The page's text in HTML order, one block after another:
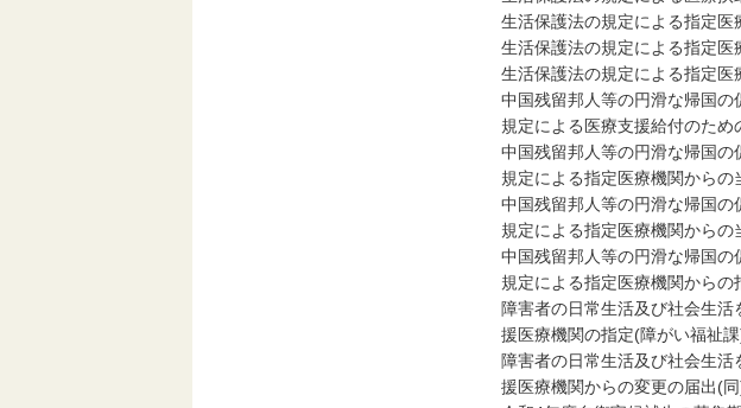
生活保護法の規定による指定
生活保護法の規定による指定
生活保護法の規定による指定
中国残留邦人等の円滑な帰国
規定による医療支援給付のた
中国残留邦人等の円滑な帰国
規定による指定医療機関から
中国残留邦人等の円滑な帰国
規定による指定医療機関から
中国残留邦人等の円滑な帰国
規定による指定医療機関からの
障害者の日常生活及び社会生
援医療機関の指定(障がい福祉
障害者の日常生活及び社会生
援医療機関からの変更の届出(